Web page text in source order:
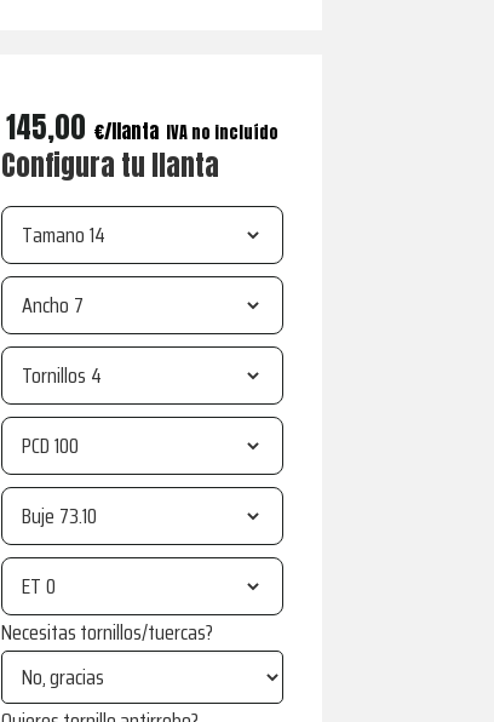
145,00 € IVA no incluído
Configura tu llanta
Tamano
Ancho
Tornillos
PCD
Buje
ET
Necesitas tornillos/tuercas?